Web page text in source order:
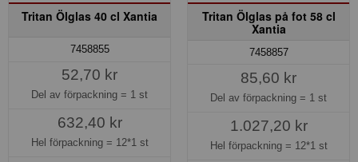
Tritan Ölglas 40 cl Xantia
7458855
52,70 kr
Del av förpackning = 1 st
632,40 kr
Hel förpackning = 12*1 st
Tritan Ölglas på fot 58 cl
Xantia
7458857
85,60 kr
Del av förpackning = 1 st
1.027,20 kr
Hel förpackning = 12*1 st